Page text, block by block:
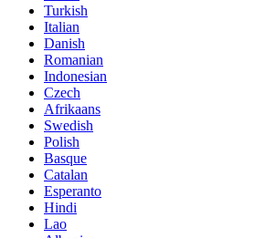
Turkish
Italian
Danish
Romanian
Indonesian
Czech
Afrikaans
Swedish
Polish
Basque
Catalan
Esperanto
Hindi
Lao